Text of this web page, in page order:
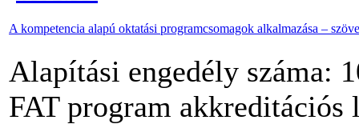
A kompetencia alapú oktatási programcsomagok alkalmazása –
Alapítási engedély száma:
FAT program